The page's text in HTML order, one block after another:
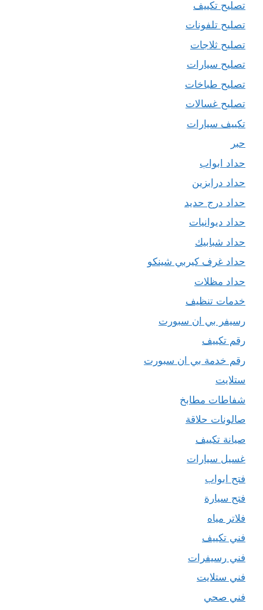
تصليح تكييف
تصليح تلفونات
تصليح ثلاجات
تصليح سيارات
تصليح طباخات
تصليح غسالات
تكييف سيارات
حبر
حداد ابواب
حداد درابزين
حداد درج حديد
حداد ديوانيات
حداد شبابيك
حداد غرف كيربي شينكو
حداد مظلات
خدمات تنظيف
رسيفر بي ان سبورت
رقم تكييف
رقم خدمة بي ان سبورت
ستلايت
شفاطات مطابخ
صالونات حلاقة
صيانة تكييف
غسيل سيارات
فتح ابواب
فتح سيارة
فلاتر مياه
فني تكييف
فني رسيفرات
فني ستلايت
فني صحي